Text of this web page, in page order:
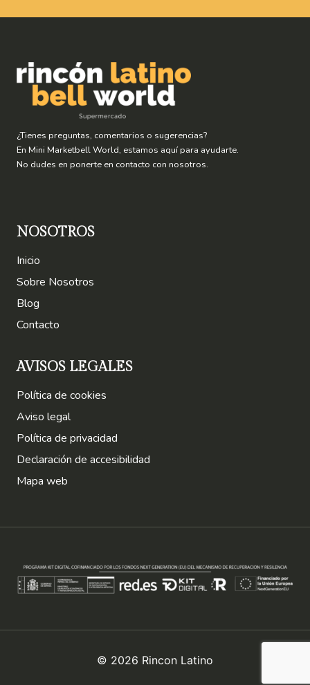
¿Tienes preguntas, comentarios o sugerencias?
En Mini Marketbell World, estamos aquí para ayudarte.
No dudes en ponerte en contacto con nosotros.
NOSOTROS
Inicio
Sobre Nosotros
Blog
Contacto
AVISOS LEGALES
Política de cookies
Aviso legal
Política de privacidad
Declaración de accesibilidad
Mapa web
© 2026 Rincon Latino